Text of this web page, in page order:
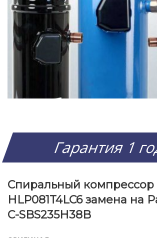
Гарантия 1
Спиральный компрессор
HLP081T4LC6 замена на
C-SBS235H38B